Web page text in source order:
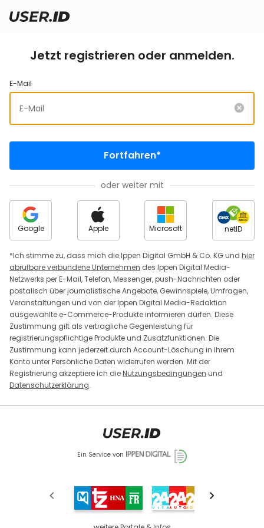
Jetzt registrieren oder anmelden.
E-Mail
Fortfahren*
oder weiter mit
Google Apple Microsoft netID
*Ich stimme zu, dass mich die Ippen Digital GmbH & Co. KG und hier
abrufbare verbundene Unternehmen des Ippen Digital Media-
Netzwerks per E-Mail, Telefon, Messenger, push-Nachrichten oder
postalisch über journalistische Angebote, Gewinnspiele, Umfragen,
Veranstaltungen und von der Ippen Digital Media-Redaktion
ausgewählte e-Commerce-Produkte informieren dürfen. Diese
Zustimmung gilt als vertragliche Gegenleistung für
registrierungspflichtige Produkte und Zusatzfunktionen. Die
Zustimmung kann jederzeit durch Account-Löschung in Ihrem
Konto unter Persönliche Daten widerrufen werden. Mit der
Registrierung akzeptiere ich dieNutzungsbedingungen und
Datenschutzerklärung.
Ein Service von